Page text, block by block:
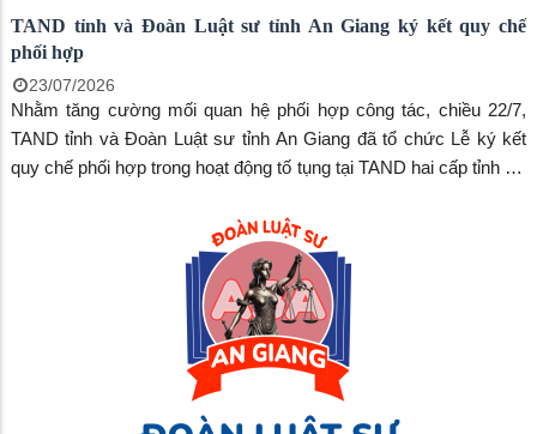
TAND tỉnh và Đoàn Luật sư tỉnh An Giang ký kết quy chế
phối hợp
23/07/2026
Nhằm tăng cường mối quan hệ phối hợp công tác, chiều 22/7,
TAND tỉnh và Đoàn Luật sư tỉnh An Giang đã tổ chức Lễ ký kết
quy chế phối hợp trong hoạt động tố tụng tại TAND hai cấp tỉnh An